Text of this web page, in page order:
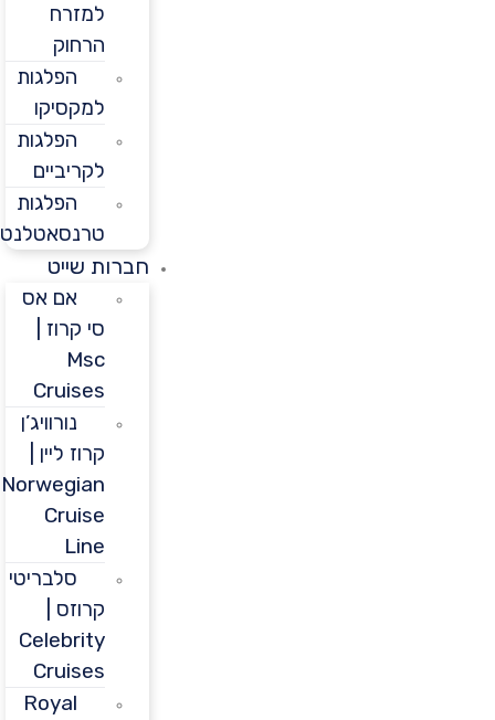
למזרח
הרחוק
הפלגות
למקסיקו
הפלגות
לקריביים
הפלגות
טרנסאטלנטיות
חברות שייט
אם אס
סי קרוז |
Cruises
נורוויג’ן
קרוז ליין |
Norwegian
Cruise
סלבריטי
קרוזס |
Celebrity
Cruises
Royal